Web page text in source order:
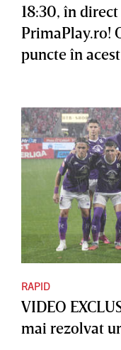
18:30, în
PrimaPlay.ro!
puncte în
RAPID
VIDEO
mai rezolvat